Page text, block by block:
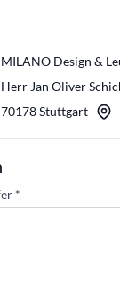
MILANO Design &
Herr Jan Oliver
70178 Stuttgart
*